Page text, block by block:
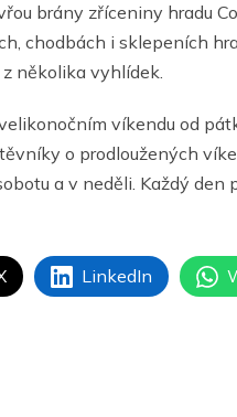
brány zříceniny hradu
chodbách i sklepeních
několika vyhlídek.
víkendu od
o prodloužených
a v neděli. Každý den
LinkedIn